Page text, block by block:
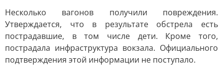
Несколько вагонов получили повреждения.
Утверждается, что в результате обстрела есть
пострадавшие, в том числе дети. Кроме того,
пострадала инфраструктура вокзала. Официального
подтверждения этой информации не поступало.